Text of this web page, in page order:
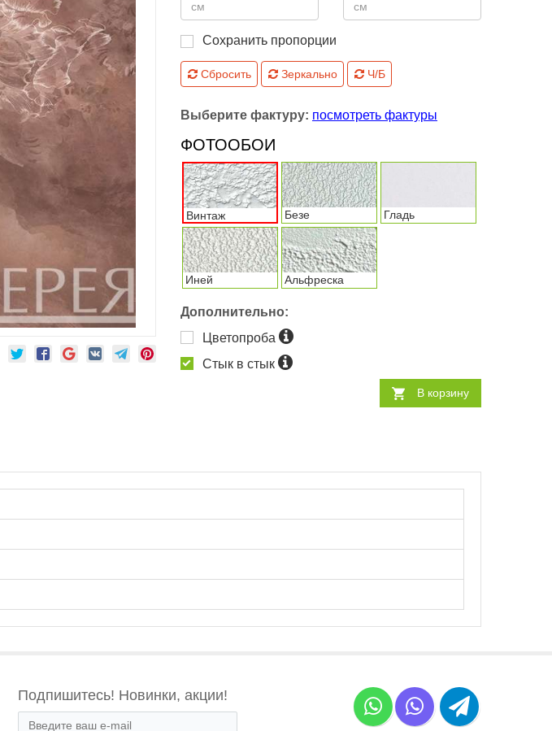
Сохранить пропорции
Сбросить Зеркально Ч/Б
Выберите фактуру: посмотреть фактуры
ФОТООБОИ
Винтаж Безе Гладь
Иней Альфреска
Дополнительно:
Цветопроба
Стык в стык
В корзину
Подпишитесь! Новинки, акции!